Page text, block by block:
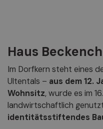
Haus
Im Dorfkern steht eines
Ultentals – aus dem 12.
Wohnsitz, wurde es im
landwirtschaftlich
identitätsstiftendes